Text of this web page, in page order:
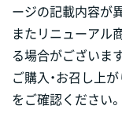
ージの記載内容が
またリニューアル
る場合がございます
ご購入・お召し上
をご確認ください。